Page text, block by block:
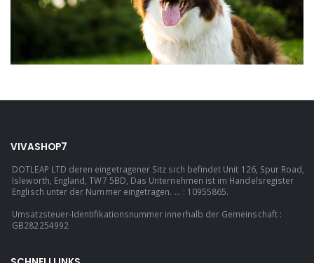
VIVASHOP7
DOTLEAP LTD deren eingetragener Sitz sich befindet Unit 126, Spur Road,
Isleworth, England, TW7 5BD, Das Unternehmen ist im Handelsregister
Englisch unter der Nummer eingetragen. ... : 10955865.
Umsatzsteuer-Identifikationsnummer innerhalb der Gemeinschaft :
GB282254992